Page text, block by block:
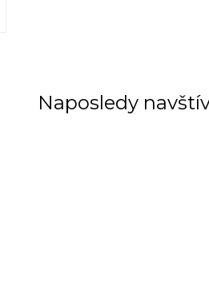
Naposledy